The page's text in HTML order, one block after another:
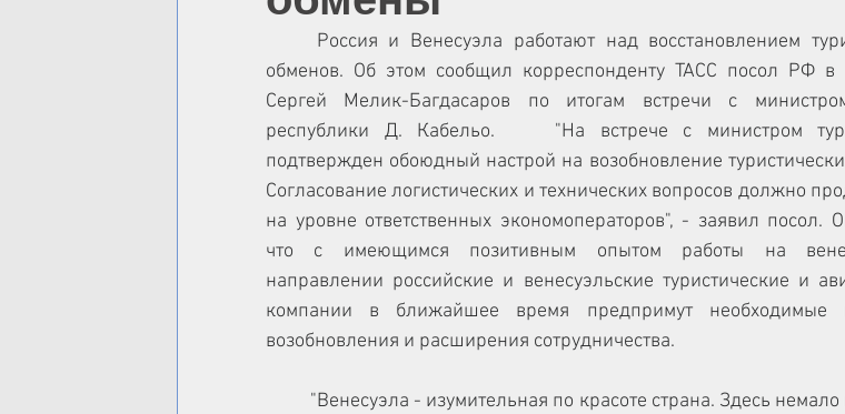
обменов. Об этом сообщил корреспонденту ТАСС посол РФ в
Сергей Мелик-Багдасаров по итогам встречи с
республики Д. Кабельо.    "На встрече с министром
подтвержден обоюдный настрой на возобновление
Согласование логистических и технических вопросов должно
на уровне ответственных экономоператоров", - заявил посол.
что с имеющимся позитивным опытом работы на
направлении российские и венесуэльские туристические и
компании в ближайшее время предпримут необходимые
возобновления и расширения сотрудничества.